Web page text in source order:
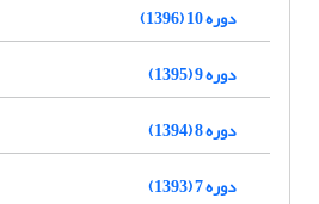
دوره 10 (1396)
دوره 9 (1395)
دوره 8 (1394)
دوره 7 (1393)